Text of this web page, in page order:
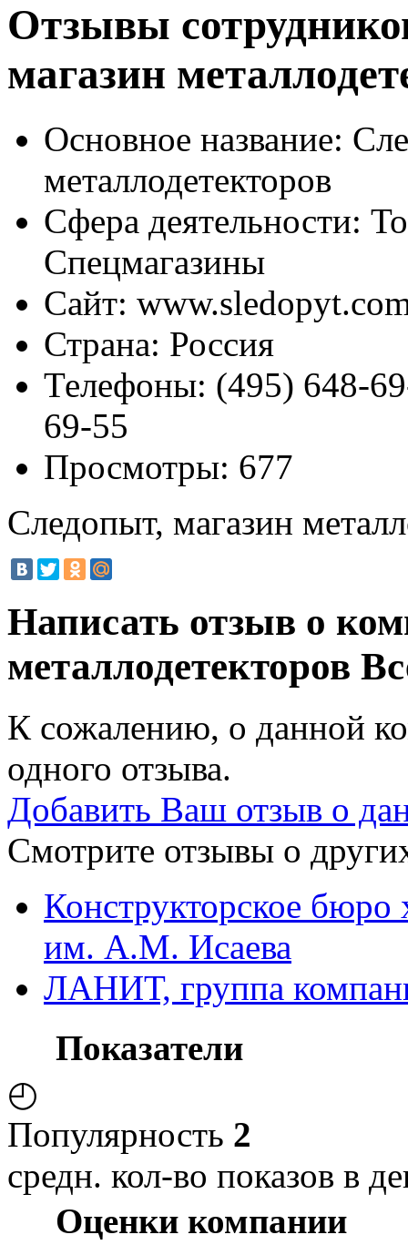
Отзывы
магазин
Основное название:
металлодетекторов
Сфера деятельности:
Спецмагазины
Сайт:
Страна: Россия
Телефоны: (495) 648-
69-55
Просмотры: 677
Следопыт, магазин
Написать отзыв о
металлодетекторов
К сожалению, о данной
одного отзыва.
Добавить Ваш отзыв о
Смотрите отзывы о
Конструкторское
им. А.М. Исаева
ЛАНИТ, группа
Показатели
◴
Популярность 2
средн. кол-во показов в
Оценки компании